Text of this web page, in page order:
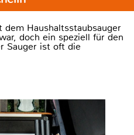
dem Haushaltsstaubsauger
doch ein speziell für den
Sauger ist oft die